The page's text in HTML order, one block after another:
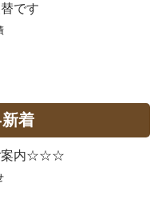
です
着
案内☆☆☆